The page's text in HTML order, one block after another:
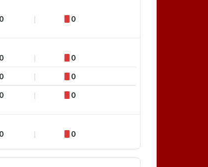
0 0
0 0
0 0
0 0
0 0